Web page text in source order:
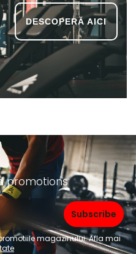
promotions
magazinului. Afla mai